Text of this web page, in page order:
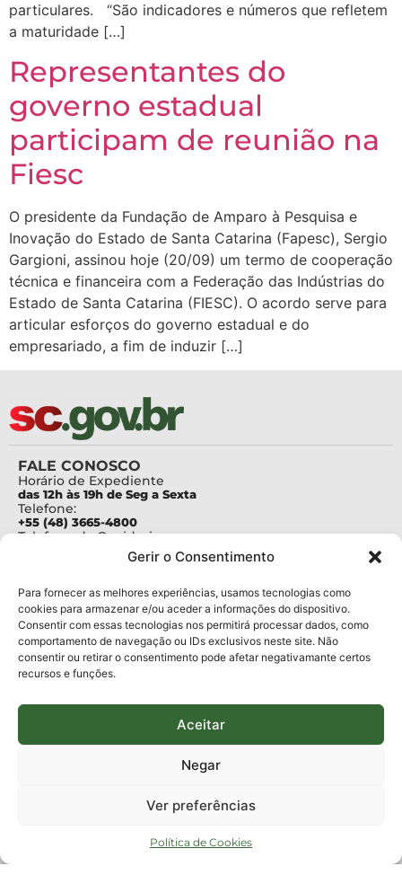
Gerir o Consentimento
Para fornecer as melhores experiências, usamos tecnologias como
cookies para armazenar e/ou aceder a informações do dispositivo.
Consentir com essas tecnologias nos permitirá processar dados, como
comportamento de navegação ou IDs exclusivos neste site. Não
consentir ou retirar o consentimento pode afetar negativamante certos
recursos e funções.
Aceitar
Negar
Ver preferências
Política de Cookies
particulares. “São indicadores e números que refletem
a maturidade […]
Representantes do
governo estadual
participam de reunião na
Fiesc
O presidente da Fundação de Amparo à Pesquisa e
Inovação do Estado de Santa Catarina (Fapesc), Sergio
Gargioni, assinou hoje (20/09) um termo de cooperação
técnica e financeira com a Federação das Indústrias do
Estado de Santa Catarina (FIESC). O acordo serve para
articular esforços do governo estadual e do
empresariado, a fim de induzir […]
FALE CONOSCO
Horário de Expediente
das 12h às 19h de Seg a Sexta
Telefone:
+55 (48) 3665-4800
Telefone da Ouvidoria
Para assuntos relacionados à Pesquisa
pesquisa@fapesc.sc.gov.br
Para assuntos relacionados à Inovação
inovacao@fapesc.sc.gov.br
Para assuntos relacionados à Bolsas
bolsas@fapesc.sc.gov.br
Para assuntos relacionados à Prestação de Contas
Para assuntos relacionados à Plataforma
plataforma@fapesc.sc.gov.br
Jair Artur da Silva dpo@fapesc.sc.gov.br 3665-4831
km 01, Módulo 12A, Edifício Fapesc / Celta, 5° andar